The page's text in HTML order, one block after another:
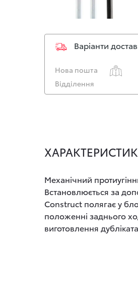
Варіанти
Нова пошта
Відділення
Механічний
Встановлюється за
Construct полягає у
положенні заднього
виготовлення